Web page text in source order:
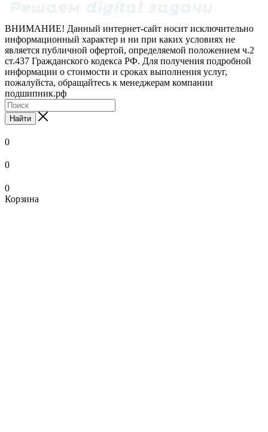
ВНИМАНИЕ! Данный интернет-сайт носит исключительно
информационный характер и ни при каких условиях не
является публичной офертой, определяемой положением ч.2
ст.437 Гражданского кодекса РФ. Для получения подробной
информации о стоимости и сроках выполнения услуг,
пожалуйста, обращайтесь к менеджерам компании
подшипник.рф
Найти
0
0
0
Корзина